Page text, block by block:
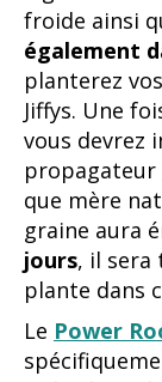
froide ainsi
également
planterez
Jiffys. Une
vous devrez
propagateur
que mère
graine aura
jours, il sera
plante dans
Le Power